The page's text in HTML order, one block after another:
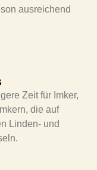
ausreichend
Zeit für Imker,
die auf
Linden- und